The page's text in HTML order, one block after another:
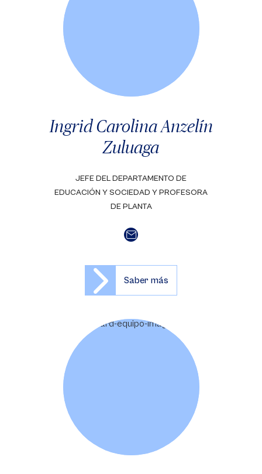
Ingrid Carolina Anzelín
Zuluaga
JEFE DEL DEPARTAMENTO DE
EDUCACIÓN Y SOCIEDAD Y PROFESORA
DE PLANTA
Saber más